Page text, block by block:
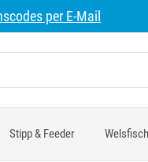
per E-Mail
Stipp & Feeder